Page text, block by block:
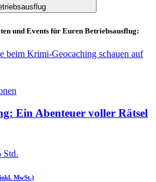
und Events für Euren Betriebsausflug:
Ein Abenteuer voller Rätsel
Std.
MwSt.)